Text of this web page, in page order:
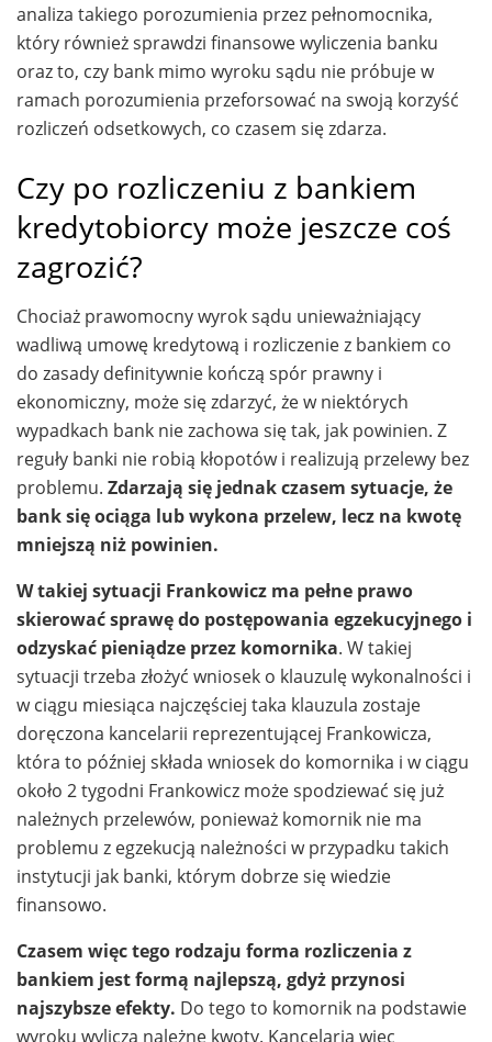
analiza takiego porozumienia przez pełnomocnika,
który również sprawdzi finansowe wyliczenia banku
oraz to, czy bank mimo wyroku sądu nie próbuje w
ramach porozumienia przeforsować na swoją korzyść
rozliczeń odsetkowych, co czasem się zdarza.
Czy po rozliczeniu z bankiem
kredytobiorcy może jeszcze coś
zagrozić?
Chociaż prawomocny wyrok sądu unieważniający
wadliwą umowę kredytową i rozliczenie z bankiem co
do zasady definitywnie kończą spór prawny i
ekonomiczny, może się zdarzyć, że w niektórych
wypadkach bank nie zachowa się tak, jak powinien. Z
reguły banki nie robią kłopotów i realizują przelewy bez
problemu. Zdarzają się jednak czasem sytuacje, że
bank się ociąga lub wykona przelew, lecz na kwotę
mniejszą niż powinien.
W takiej sytuacji Frankowicz ma pełne prawo
skierować sprawę do postępowania egzekucyjnego i
odzyskać pieniądze przez komornika. W takiej
sytuacji trzeba złożyć wniosek o klauzulę wykonalności i
w ciągu miesiąca najczęściej taka klauzula zostaje
doręczona kancelarii reprezentującej Frankowicza,
która to później składa wniosek do komornika i w ciągu
około 2 tygodni Frankowicz może spodziewać się już
należnych przelewów, ponieważ komornik nie ma
problemu z egzekucją należności w przypadku takich
instytucji jak banki, którym dobrze się wiedzie
finansowo.
Czasem więc tego rodzaju forma rozliczenia z
bankiem jest formą najlepszą, gdyż przynosi
najszybsze efekty. Do tego to komornik na podstawie
wyroku wylicza należne kwoty. Kancelaria więc